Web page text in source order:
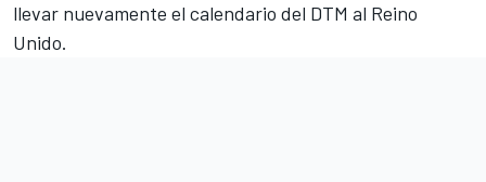
llevar nuevamente el calendario del DTM al Reino
Unido.